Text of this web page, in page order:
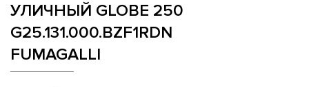
УЛИЧНЫЙ GLOBE 250
G25.131.000.BZF1RDN
FUMAGALLI